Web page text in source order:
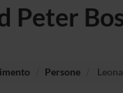
Peter
Persone